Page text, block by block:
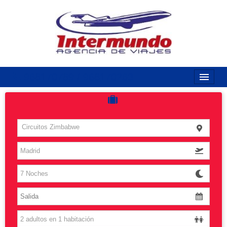
Costas
Vuelos
Islas
Caribe
Grandes Viajes
Circuitos Zimbabwe